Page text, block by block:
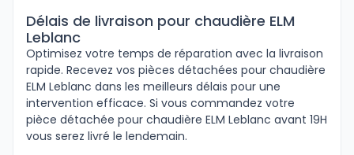
Délais de livraison pour chaudière ELM
Leblanc
Optimisez votre temps de réparation avec la livraison
rapide. Recevez vos pièces détachées pour chaudière
ELM Leblanc dans les meilleurs délais pour une
intervention efficace. Si vous commandez votre
pièce détachée pour chaudière ELM Leblanc avant 19H
vous serez livré le lendemain.